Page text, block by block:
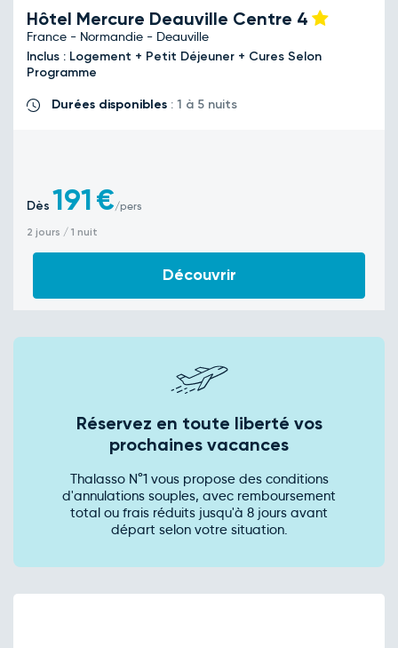
Hôtel Mercure Deauville Centre 4
France - Normandie - Deauville
Inclus : Logement + Petit Déjeuner + Cures Selon
Programme
Durées disponibles : 1 à 5 nuits
Dès 191€/pers
2 jours / 1 nuit
Découvrir
Réservez en toute liberté vos
prochaines vacances
Thalasso N°1 vous propose des conditions
d'annulations souples, avec remboursement
total ou frais réduits jusqu'à 8 jours avant
départ selon votre situation.